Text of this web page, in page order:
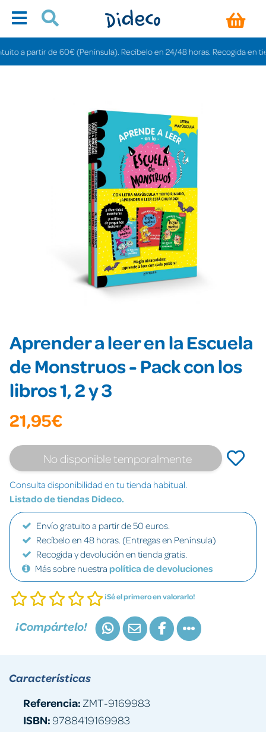
partir de 60€ (Península). Recíbelo en 24/48 horas. Recogida en
Aprender a leer en la Escuela
de Monstruos - Pack con los
libros 1, 2 y 3
21,95€
No disponible temporalmente
Consulta disponibilidad en tu tienda habitual.
Listado de tiendas Dideco.
Envío gratuito a partir de 50 euros.
Recíbelo en 48 horas. (Entregas en Península)
Recogida y devolución en tienda gratis.
Más sobre nuestra política de devoluciones
¡Sé el primero en valorarlo!
¡Compártelo!
Características
Referencia: ZMT-9169983
ISBN:9788419169983